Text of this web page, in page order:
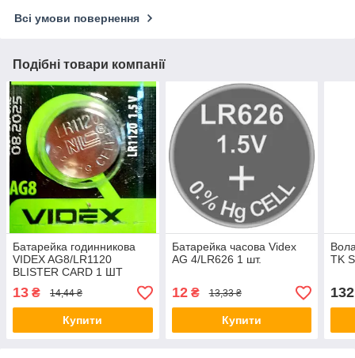
Всі умови повернення
Подібні товари компанії
Батарейка годинникова
VIDEX AG8/LR1120
BLISTER CARD 1 ШТ
(AG8/10B/1.5V)
13 ₴ 14,44 ₴
Купити
Батарейка часова Videx
AG 4/LR626 1 шт.
12₴ 13,33 ₴
Купити
TK
132